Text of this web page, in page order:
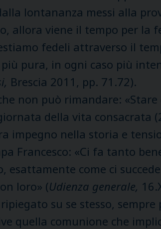
lontananza messi alla
allora viene il tempo per la
fedeli attraverso il
pura, in ogni caso più
Brescia 2011, pp. 71.72).
non può rimandare:
della vita consacrata
impegno nella storia e
Francesco: «Ci fa tanto
come ci
loro» (Udienza generale,
su se stesso,
quella comunione che